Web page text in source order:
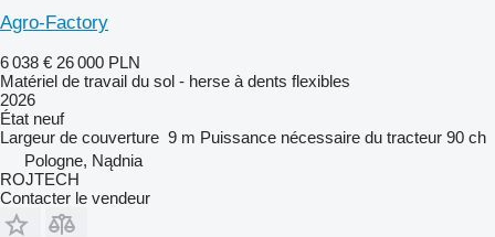
Agro-Factory
6 038 € 26 000 PLN
Matériel de travail du sol - herse à dents flexibles
2026
État neuf
Largeur de couverture 9 m Puissance nécessaire du tracteur 90 ch
Pologne, Nądnia
ROJTECH
Contacter le vendeur